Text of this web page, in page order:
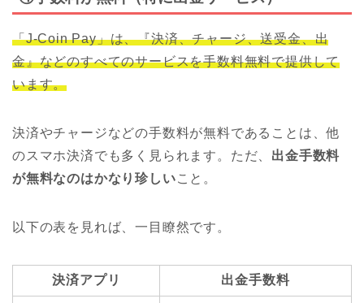
「J-Coin Pay」は、『決済、チャージ、送受金、出
金』などのすべてのサービスを手数料無料で提供して
います。
決済やチャージなどの手数料が無料であることは、他
のスマホ決済でも多く見られます。ただ、 出金手数料
が無料なのはかなり珍しいこと。
以下の表を見れば、一目瞭然です。
決済アプリ 出金手数料